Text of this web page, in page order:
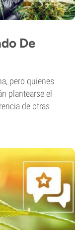
De
pero quienes
plantearse el
de otras